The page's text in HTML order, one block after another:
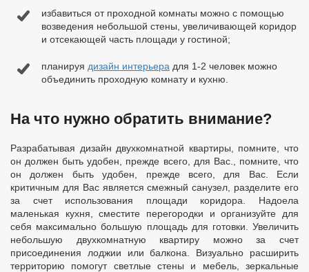
избавиться от проходной комнаты можно с помощью
возведения небольшой стены, увеличивающей коридор
и отсекающей часть площади у гостиной;
планируя дизайн интерьера для 1-2 человек можно
объединить проходную комнату и кухню.
На что нужно обратить внимание?
Разрабатывая дизайн двухкомнатной квартиры, помните, что
он должен быть удобен, прежде всего, для Вас., помните, что
он должен быть удобен, прежде всего, для Вас. Если
критичным для Вас является смежный санузел, разделите его
за счет использования площади коридора. Надоела
маленькая кухня, сместите перегородки и организуйте для
себя максимально большую площадь для готовки. Увеличить
небольшую двухкомнатную квартиру можно за счет
присоединения лоджии или балкона. Визуально расширить
территорию помогут светлые стены и мебель, зеркальные